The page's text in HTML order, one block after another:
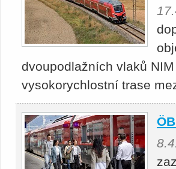
dvoupodlažních vlaků
vysokorychlostní trase